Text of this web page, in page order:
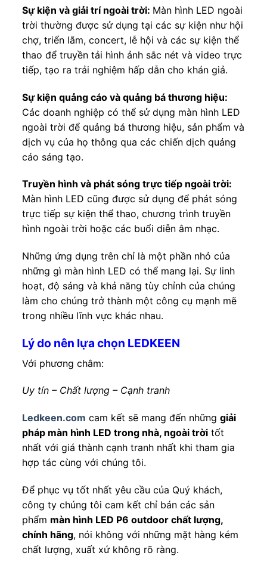
Sự kiện và giải trí ngoài trời: Màn hình LED ngoài
trời thường được sử dụng tại các sự kiện như hội
chợ, triển lãm, concert, lễ hội và các sự kiện thể
thao để truyền tải hình ảnh sắc nét và video trực
tiếp, tạo ra trải nghiệm hấp dẫn cho khán giả.
Sự kiện quảng cáo và quảng bá thương hiệu:
Các doanh nghiệp có thể sử dụng màn hình LED
ngoài trời để quảng bá thương hiệu, sản phẩm và
dịch vụ của họ thông qua các chiến dịch quảng
cáo sáng tạo.
Truyền hình và phát sóng trực tiếp ngoài trời:
Màn hình LED cũng được sử dụng để phát sóng
trực tiếp sự kiện thể thao, chương trình truyền
hình ngoài trời hoặc các buổi diễn âm nhạc.
Những ứng dụng trên chỉ là một phần nhỏ của
những gì màn hình LED có thể mang lại. Sự linh
hoạt, độ sáng và khả năng tùy chỉnh của chúng
làm cho chúng trở thành một công cụ mạnh mẽ
trong nhiều lĩnh vực khác nhau.
Lý do nên lựa chọn LEDKEEN
Với phương châm:
Uy tín – Chất lượng – Cạnh tranh
Ledkeen.com cam kết sẽ mang đến những giải
pháp màn hình LED trong nhà, ngoài trờitốt
nhất với giá thành cạnh tranh nhất khi tham gia
hợp tác cùng với chúng tôi.
Để phục vụ tốt nhất yêu cầu của Quý khách,
công ty chúng tôi cam kết chỉ bán các sản
phẩm màn hình LED P6 outdoor chất lượng,
chính hãng, nói không với những mặt hàng kém
chất lượng, xuất xứ không rõ ràng.